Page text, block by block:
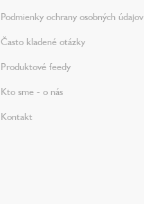
Podmienky ochrany osobných údajov
Často kladené otázky
Produktové feedy
Kto sme - o nás
Kontakt